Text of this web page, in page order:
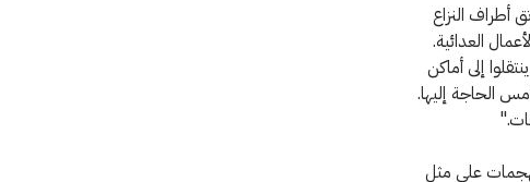
أطراف النزاع
العدائية.
إلى أماكن
الحاجة إليها.
على مثل